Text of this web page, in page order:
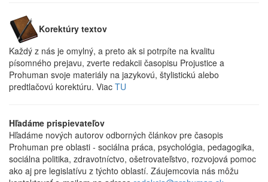
Korektúry textov
Každý z nás je omylný, a preto ak si potrpíte na kvalitu
písomného prejavu, zverte redakcii časopisu Projustice a
Prohuman svoje materiály na jazykovú, štylistickú alebo
predtlačovú korektúru. Viac TU
Hľadáme prispievateľov
Hľadáme nových autorov odborných článkov pre časopis
Prohuman pre oblasti - sociálna práca, psychológia, pedagogika,
sociálna politika, zdravotníctvo, ošetrovateľstvo, rozvojová pomoc
ako aj pre legislatívu z týchto oblastí. Záujemcovia nás môžu